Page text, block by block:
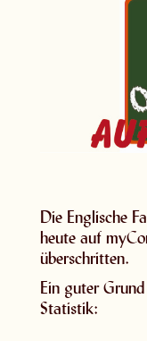
Die Englische
heute auf
überschritten.
Ein guter
Statistik: